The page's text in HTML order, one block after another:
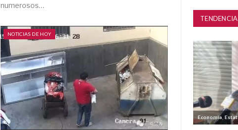
numerosos…
NOTICIAS DE HOY
TENDENCIA